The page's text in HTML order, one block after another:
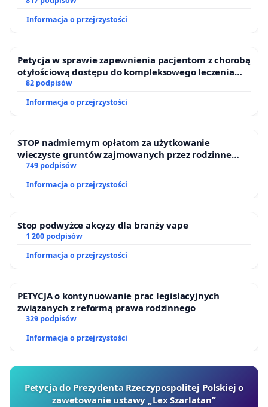
Informacja o przejrzystości
Petycja w sprawie zapewnienia pacjentom z chorobą
otyłościową dostępu do kompleksowego leczenia
oraz programów profilaktycznych.
82 podpisów
Informacja o przejrzystości
STOP nadmiernym opłatom za użytkowanie
wieczyste gruntów zajmowanych przez rodzinne
ogrody działkowe.
749 podpisów
Informacja o przejrzystości
Stop podwyżce akcyzy dla branży vape
1 200 podpisów
Informacja o przejrzystości
PETYCJA o kontynuowanie prac legislacyjnych
związanych z reformą prawa rodzinnego
329 podpisów
Informacja o przejrzystości
Petycja do Prezydenta Rzeczypospolitej Polskiej o
zawetowanie ustawy „Lex Szarlatan”